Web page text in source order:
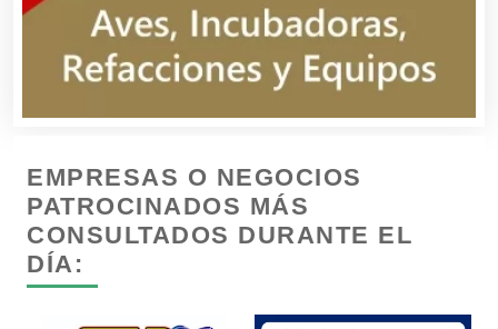
Construcciones en General
Control de Plagas
EMPRESAS O NEGOCIOS
PATROCINADOS MÁS
CONSULTADOS DURANTE EL
DÍA: